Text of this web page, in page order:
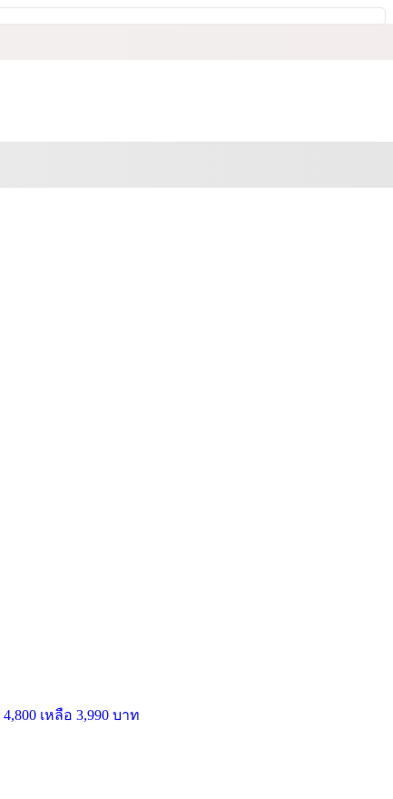
เหลือ 3,990 บาท